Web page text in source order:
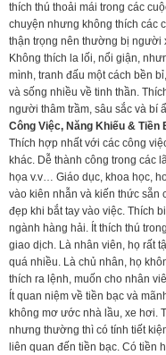
thích thú thoải mái trong các
chuyện nhưng không thích các
thận trọng nên thường bị người
Không thích la lối, nổi giận,
mình, tranh đấu một cách bền
và sống nhiều về tinh thần.
người thâm trầm, sâu sắc và bí
Công Việc, Năng Khiếu & Tiền
Thích hợp nhất với các công
khác. Dễ thành công trong các
họa v.v… Giáo dục, khoa học,
vào kiên nhẫn và kiến thức sẵn
đẹp khi bắt tay vào việc. Thích
ngành hàng hải. Ít thích thú
giao dịch. Là nhân viên, họ rất
quá nhiều. Là chủ nhân, họ
thích ra lệnh, muốn cho nhân
Ít quan niệm về tiền bạc và
không mơ ước nhà lầu, xe hơi.
nhưng thường thì có tính tiết
liên quan đến tiền bạc. Có tiền